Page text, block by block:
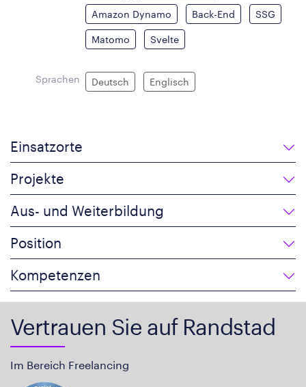
Amazon Dynamo Back-End SSG
Matomo Svelte
Sprachen Deutsch Englisch
Einsatzorte
Projekte
Aus- und Weiterbildung
Position
Kompetenzen
Vertrauen Sie auf Randstad
Im Bereich Freelancing